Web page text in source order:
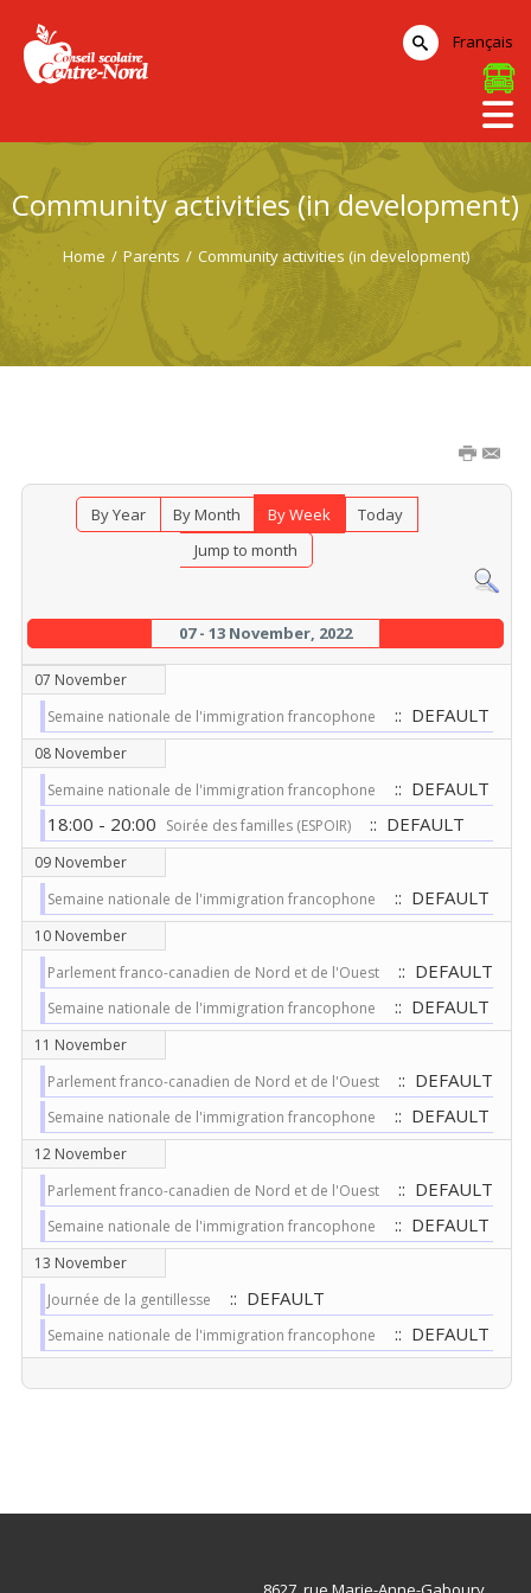
Community activities (in development)
Home / Parents / Community activities (in development)
By Year By Month By Week
Today
Jump to month
07 - 13 November, 2022
07 November
Semaine nationale de l'immigration francophone
:: DEFAULT
08 November
Semaine nationale de l'immigration francophone
:: DEFAULT
18:00 - 20:00 Soirée des familles (ESPOIR) :: DEFAULT
09 November
Semaine nationale de l'immigration francophone
:: DEFAULT
10 November
Parlement franco-canadien de Nord et de l'Ouest
:: DEFAULT
Semaine nationale de l'immigration francophone :: DEFAULT
11 November
Parlement franco-canadien de Nord et de l'Ouest
:: DEFAULT
Semaine nationale de l'immigration francophone :: DEFAULT
12 November
Parlement franco-canadien de Nord et de l'Ouest
:: DEFAULT
Semaine nationale de l'immigration francophone :: DEFAULT
13 November
Journée de la gentillesse
:: DEFAULT
Semaine nationale de l'immigration francophone :: DEFAULT
Français